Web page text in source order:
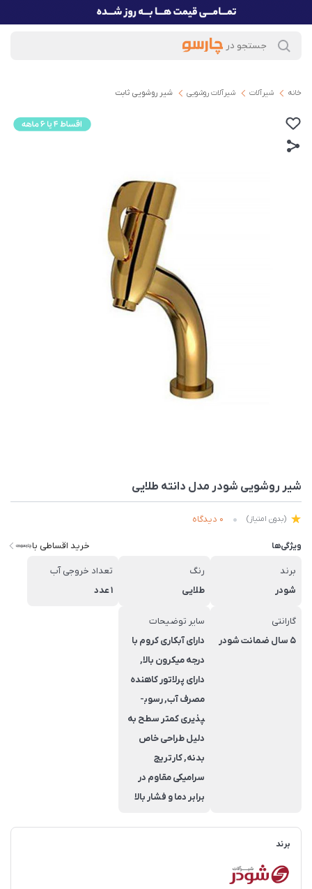
خانه شیرآلات شیرآلات روشویی شیر روشویی ثابت
شیر روشویی شودر مدل دانته طلایی
(بدون امتیاز) 0 دیدگاه
ویژگی‌ها خرید اقساطی با
برند
شودر
رنگ
طلایی
تعداد خروجی آب
1 عدد
گارانتی
5 سال ضمانت شودر
سایر توضیحات
دارای آبکاری کروم با
درجه میکرون بالا,
دارای پرلاتور کاهنده
مصرف آب, رسوب­
پذیری کم­تر سطح به
دلیل طراحی خاص
بدنه, کارتریج
سرامیکی مقاوم در
برابر دما و فشار بالا
برند